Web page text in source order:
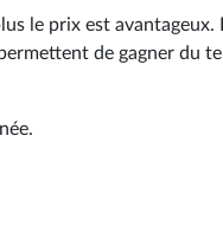
le prix est avantageux.
de gagner du